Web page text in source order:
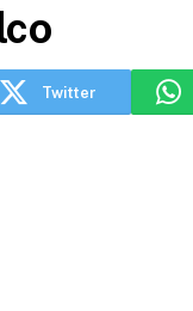
Twitter